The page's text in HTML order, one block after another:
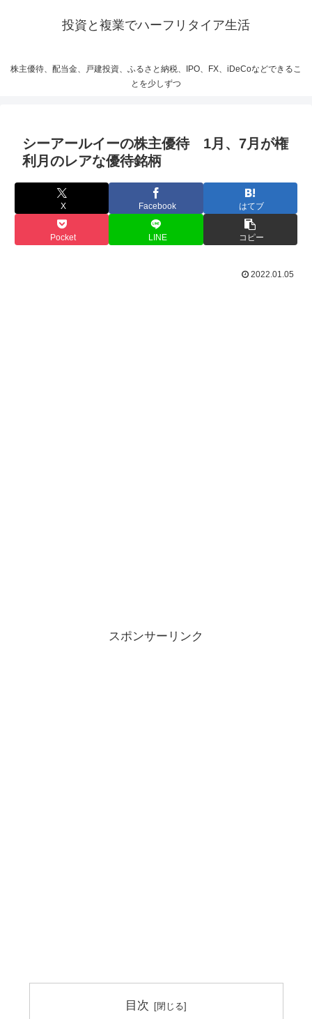
投資と複業でハーフリタイア生活
株主優待、配当金、戸建投資、ふるさと納税、IPO、FX、iDeCoなどできるこ
とを少しずつ
シーアールイーの株主優待 1月、7月が権
利月のレアな優待銘柄
X Facebook はてブ
Pocket LINE コピー
2022.01.05
スポンサーリンク
目次